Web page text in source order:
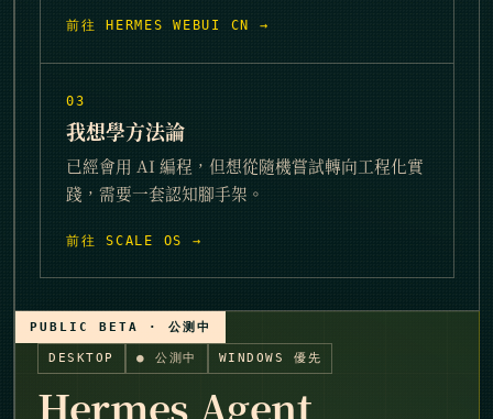
前往 HERMES WEBUI CN
03
我想學方法論
已經會用 AI 編程，但想從隨機嘗試轉向工程化實
踐，需要一套認知腳手架。
前往 SCALE OS
DESKTOP ● 公測中 WINDOWS 優先
Hermes Agent